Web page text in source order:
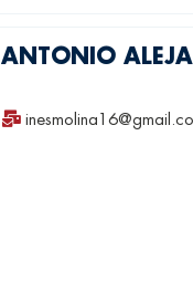
ANTONIO